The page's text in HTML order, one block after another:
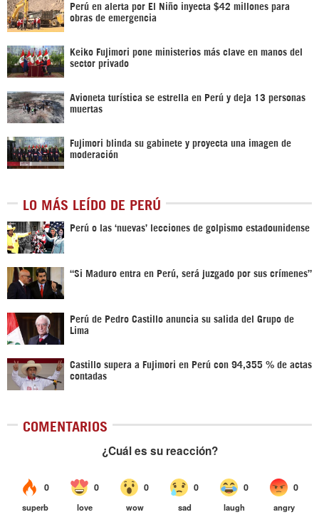
Perú en alerta por El Niño inyecta $42 millones para
obras de emergencia
Keiko Fujimori pone ministerios más clave en manos del
sector privado
Avioneta turística se estrella en Perú y deja 13 personas
muertas
Fujimori blinda su gabinete y proyecta una imagen de
moderación
LO MÁS LEÍDO DE PERÚ
Perú o las ‘nuevas’ lecciones de golpismo estadounidense
“Si Maduro entra en Perú, será juzgado por sus crímenes”
Perú de Pedro Castillo anuncia su salida del Grupo de
Lima
Castillo supera a Fujimori en Perú con 94,355 % de actas
contadas
COMENTARIOS